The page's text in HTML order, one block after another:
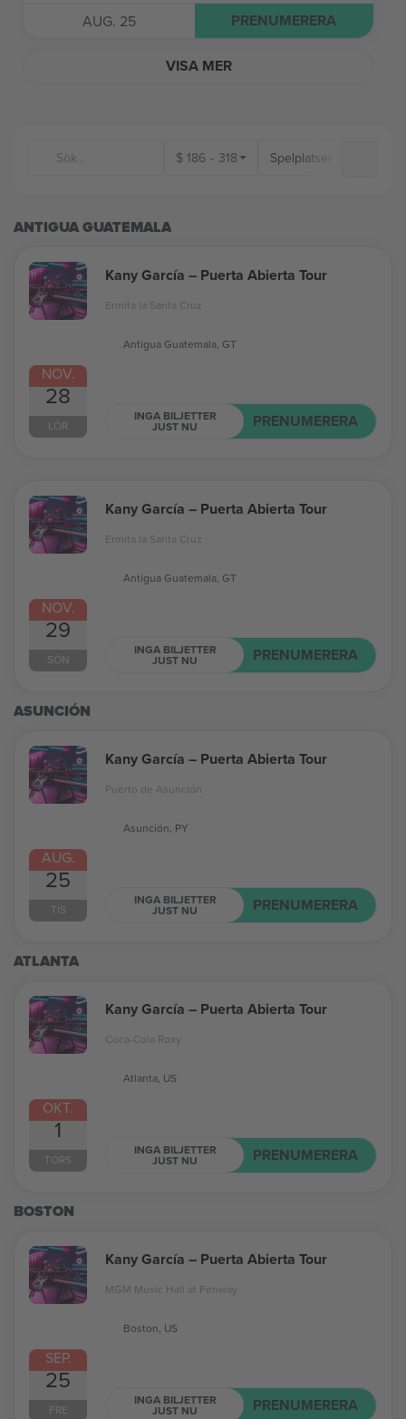
AUG. 25 PRENUMERERA
VISA MER
$ 186 - 318 Spelplatser
ANTIGUA GUATEMALA
NOV.
28
LÖR
Kany García – Puerta Abierta Tour
Ermita la Santa Cruz
Antigua Guatemala, GT
INGA BILJETTER
JUST NU PRENUMERERA
NOV.
29
SÖN
Kany García – Puerta Abierta Tour
Ermita la Santa Cruz
Antigua Guatemala, GT
INGA BILJETTER
JUST NU PRENUMERERA
ASUNCIÓN
AUG.
25
TIS
Kany García – Puerta Abierta Tour
Puerto de Asunción
Asunción, PY
INGA BILJETTER
JUST NU PRENUMERERA
ATLANTA
OKT.
1
TORS
Kany García – Puerta Abierta Tour
Coca-Cola Roxy
Atlanta, US
INGA BILJETTER
JUST NU PRENUMERERA
BOSTON
SEP.
25
FRE
Kany García – Puerta Abierta Tour
MGM Music Hall at Fenway
Boston, US
INGA BILJETTER
JUST NU PRENUMERERA